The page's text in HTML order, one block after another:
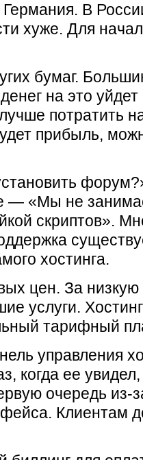
В
хуже. Для
бумаг.
на это
потратить
прибыль,
— «Мы не
скриптов».
хостинга.
цен. За низкую
услуги.
тарифный
управления
когда ее
очередь из-
Клиентам